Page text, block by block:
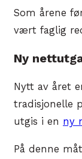
Som årene
vært faglig
Ny
Nytt av året
tradisjonelle
utgis i en ny
På denne